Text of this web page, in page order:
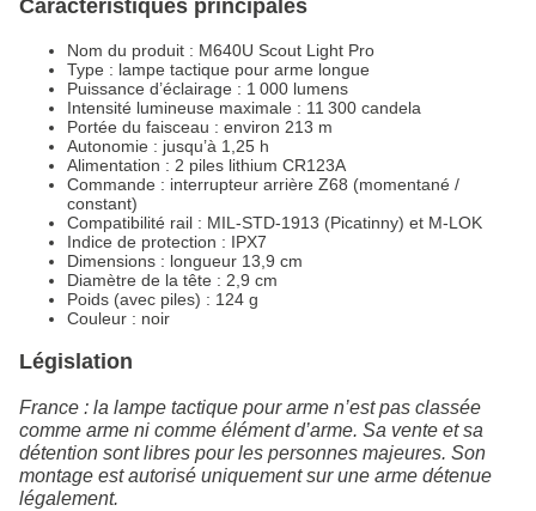
Caractéristiques principales
Nom du produit : M640U Scout Light Pro
Type : lampe tactique pour arme longue
Puissance d’éclairage : 1 000 lumens
Intensité lumineuse maximale : 11 300 candela
Portée du faisceau : environ 213 m
Autonomie : jusqu’à 1,25 h
Alimentation : 2 piles lithium CR123A
Commande : interrupteur arrière Z68 (momentané /
constant)
Compatibilité rail : MIL‑STD‑1913 (Picatinny) et M‑LOK
Indice de protection : IPX7
Dimensions : longueur 13,9 cm
Diamètre de la tête : 2,9 cm
Poids (avec piles) : 124 g
Couleur : noir
Législation
France : la lampe tactique pour arme n’est pas classée
comme arme ni comme élément d’arme. Sa vente et sa
détention sont libres pour les personnes majeures. Son
montage est autorisé uniquement sur une arme détenue
légalement.